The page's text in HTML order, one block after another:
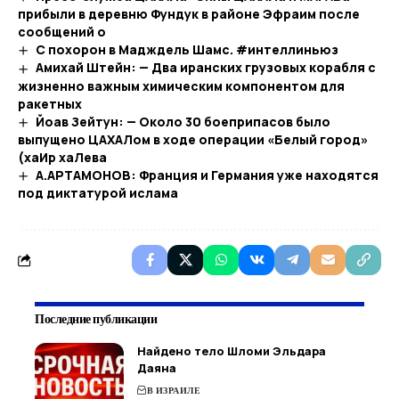
прибыли в деревню Фундук в районе Эфраим после
сообщений о
С похорон в Мадждель Шамс. #интеллиньюз
Амихай Штейн: — Два иранских грузовых корабля с
жизненно важным химическим компонентом для
ракетных
Йоав Зейтун: — Около 30 боеприпасов было
выпущено ЦАХАЛом в ходе операции «Белый город»
(хаИр хаЛева
А.АРТАМОНОВ: Франция и Германия уже находятся
под диктатурой ислама
Последние публикации
Найдено тело Шломи Эльдара
Даяна
В ИЗРАИЛЕ